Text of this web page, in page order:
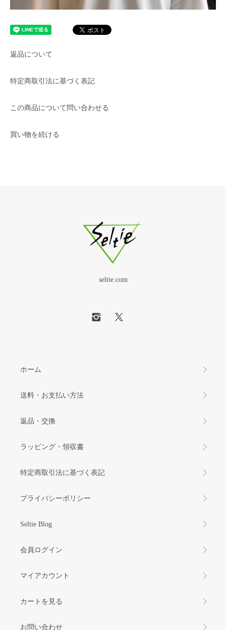
返品について
特定商取引法に基づく表記
この商品について問い合わせる
買い物を続ける
seltie.com
ホーム
送料・お支払い方法
返品・交換
ラッピング・領収書
特定商取引法に基づく表記
プライバシーポリシー
Seltie Blog
会員ログイン
マイアカウント
カートを見る
お問い合わせ